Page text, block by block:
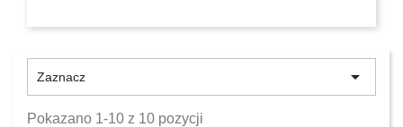
Zaznacz 
Pokazano 1-10 z 10 pozycji